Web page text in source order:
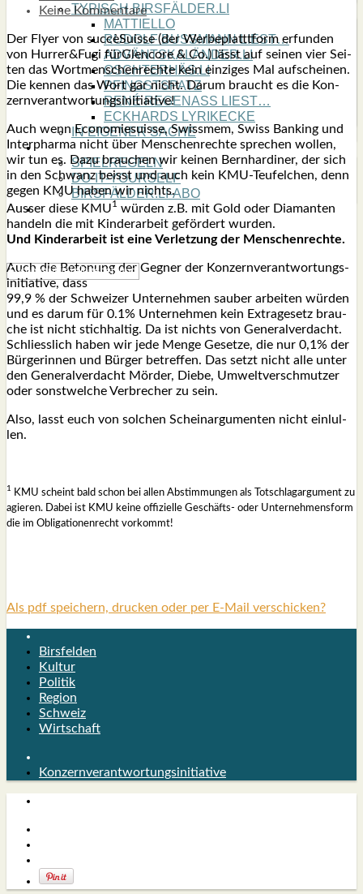
TYPISCH BIRSFÄLDER.LI
MATTIELLO
RUDOLF BUSS­MANN LIEST…
ADVÄNTSKALÄNDER.LI
OSCHTERHÄS.LI
PFINGST­SPATZ
RENÉ REGEN­ASS LIEST…
ECK­HARDS LYRIK­ECKE
IN EIGE­NER SACHE
SO GOOT’S
SPIEL­RE­GELN
DO-IT-YOUR­S­ELF
BIRSFÄLDER.LI-ABO
SHOUT­BOX
Keine Kommentare
Der Fly­er von suc­cè­Su­is­se (der Wer­be­platt­t­form erfun­den
von Hurrer&Fugi fürGlen­co­re & Co.) lässt auf sei­nen vier Sei­
ten das Wort­men­schen­rech­te kein ein­zi­ges Mal auf­schei­nen.
Die ken­nen das Wort gar nicht. Dar­um braucht es die Kon­
zern­ver­ant­wor­tungs­in­itia­ti­ve!
Auch wenn Eco­no­mie­su­is­se, Swiss­mem, Swiss Ban­king und
Inter­phar­ma nicht über Men­schen­rech­te spre­chen wol­len,
wir tun es. Dazu brau­chen wir kei­nen Bern­har­di­ner, der sich
in den Schwanz beisst und auch kein KMU-Teu­fel­chen, denn
gegen KMU haben wir nichts.
Aus­ser die­se KMU1 wür­den z.B. mit Gold oder Dia­man­ten
han­deln die mit Kin­der­ar­beit geför­dert wur­den.
Und Kin­der­ar­beit ist eine Ver­let­zung der Men­schen­rech­te.
Auch die Beto­nung der Geg­ner der Kon­zern­ver­ant­wor­tungs­
in­itia­ti­ve, dass
99,9 % der Schwei­zer Unter­neh­men sau­ber arbei­ten wür­den
und es dar­um für 0.1% Unter­neh­men kein Extra­ge­setz brau­
che ist nicht stich­hal­tig. Da ist nichts von Gene­ral­ver­dacht.
Schliess­lich haben wir jede Men­ge Geset­ze, die nur 0,1% der
Bür­ge­rin­nen und Bür­ger betref­fen. Das setzt nicht alle unter
den Gene­ral­ver­dacht Mör­der, Die­be, Umwelt­ver­schmut­zer
oder sonst­wel­che Ver­bre­cher zu sein.
Also, lasst euch von sol­chen Schein­ar­gu­men­ten nicht ein­lul­
len.
1 KMU scheint bald schon bei allen Abstim­mun­gen als Tot­schlag­ar­gu­ment zu
agie­ren. Dabei ist KMU kei­ne offi­zi­el­le Geschäfts- oder Unter­neh­mens­form
die im Obli­ga­tio­nen­recht vor­kommt!
Als pdf speichern, drucken oder per E-Mail verschicken?
Birsfelden
Kultur
Politik
Region
Schweiz
Wirtschaft
Konzernverantwortungsinitiative